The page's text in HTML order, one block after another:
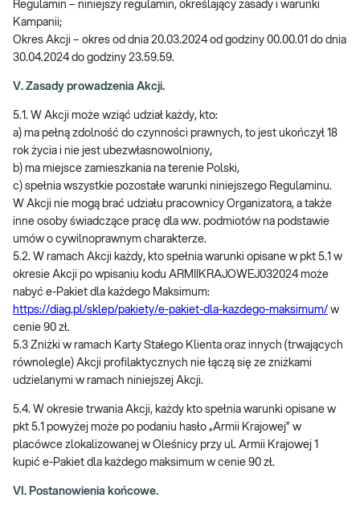
Regulamin – niniejszy regulamin, określający zasady i warunki
Kampanii;
Okres Akcji – okres od dnia 20.03.2024 od godziny 00.00.01 do dnia
30.04.2024 do godziny 23.59.59.
V. Zasady prowadzenia Akcji.
5.1. W Akcji może wziąć udział każdy, kto:
a) ma pełną zdolność do czynności prawnych, to jest ukończył 18
rok życia i nie jest ubezwłasnowolniony,
b) ma miejsce zamieszkania na terenie Polski,
c) spełnia wszystkie pozostałe warunki niniejszego Regulaminu.
W Akcji nie mogą brać udziału pracownicy Organizatora, a także
inne osoby świadczące pracę dla ww. podmiotów na podstawie
umów o cywilnoprawnym charakterze.
5.2. W ramach Akcji każdy, kto spełnia warunki opisane w pkt 5.1 w
okresie Akcji po wpisaniu kodu ARMIIKRAJOWEJ032024 może
nabyć e-Pakiet dla każdego Maksimum:
https://diag.pl/sklep/pakiety/e-pakiet-dla-kazdego-maksimum/ w
cenie 90 zł.
5.3 Zniżki w ramach Karty Stałego Klienta oraz innych (trwających
równolegle) Akcji profilaktycznych nie łączą się ze zniżkami
udzielanymi w ramach niniejszej Akcji.
5.4. W okresie trwania Akcji, każdy kto spełnia warunki opisane w
pkt 5.1 powyżej może po podaniu hasło „Armii Krajowej” w
placówce zlokalizowanej w Oleśnicy przy ul. Armii Krajowej 1
kupić e-Pakiet dla każdego maksimum w cenie 90 zł.
VI. Postanowienia końcowe.